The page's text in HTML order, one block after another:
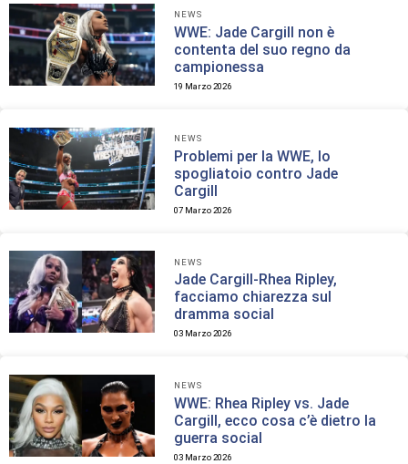
NEWS
WWE: Jade Cargill non è
contenta del suo regno da
campionessa
19 Marzo 2026
NEWS
Problemi per la WWE, lo
spogliatoio contro Jade
Cargill
07 Marzo 2026
NEWS
Jade Cargill-Rhea Ripley,
facciamo chiarezza sul
dramma social
03 Marzo 2026
NEWS
WWE: Rhea Ripley vs. Jade
Cargill, ecco cosa c’è dietro la
guerra social
03 Marzo 2026